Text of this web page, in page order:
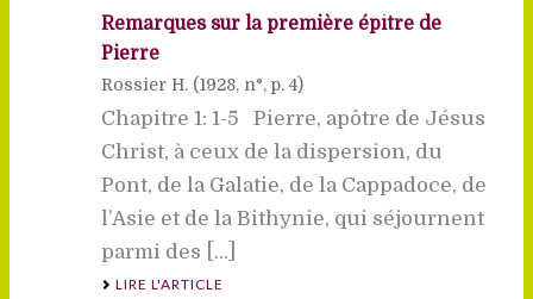
Remarques sur la première épître de
Pierre
Rossier H. (1928, n°, p. 4)
Chapitre 1: 1-5 Pierre, apôtre de Jésus
Christ, à ceux de la dispersion, du
Pont, de la Galatie, de la Cappadoce, de
l’Asie et de la Bithynie, qui séjournent
parmi des [...]
LIRE L'ARTICLE